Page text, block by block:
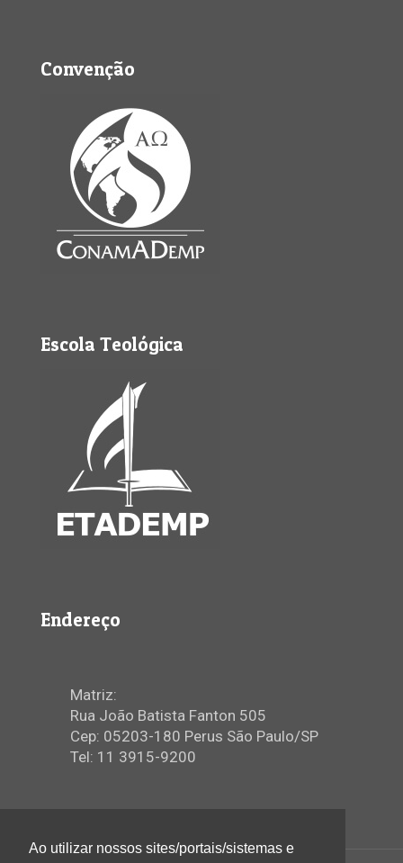
Convenção
Escola Teológica
Endereço
Matriz:
Rua João Batista Fanton 505
Cep: 05203-180 Perus São Paulo/SP
Tel: 11 3915-9200
Ao utilizar nossos sites/portais/sistemas e